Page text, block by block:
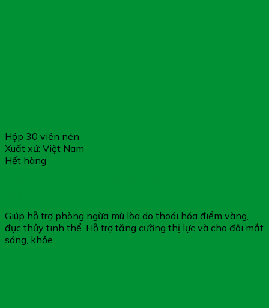
Hộp 30 viên nén
Xuất xứ: Việt Nam
Hết hàng
Giúp hỗ trợ phòng ngừa mù lòa do thoái hóa điểm vàng,
đục thủy tinh thể. Hỗ trợ tăng cường thị lực và cho đôi mắt
sáng, khỏe